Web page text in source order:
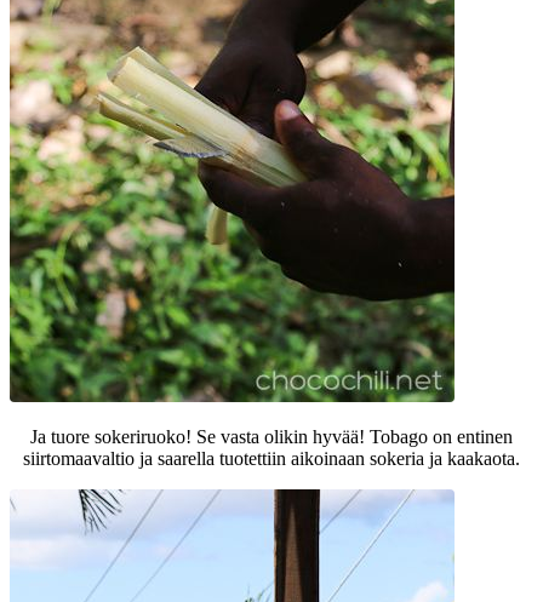
Ja tuore sokeriruoko! Se vasta olikin hyvää! Tobago on entinen
siirtomaavaltio ja saarella tuotettiin aikoinaan sokeria ja kaakaota.